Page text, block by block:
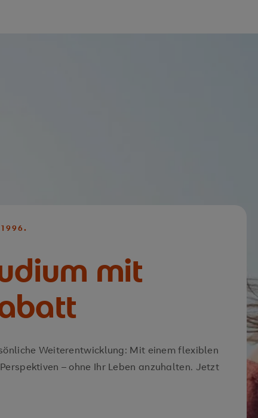
mit
Weiterentwicklung: Mit einem flexiblen
– ohne Ihr Leben anzuhalten. Jetzt